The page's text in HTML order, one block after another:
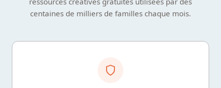
centaines de milliers de familles chaque mois.